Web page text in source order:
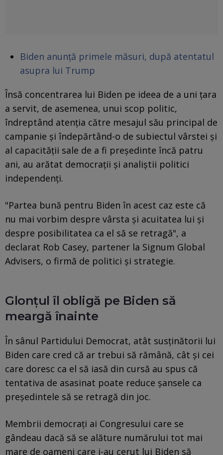
Biden anunță primele măsuri, după atentatul
asupra lui Trump
Însă concentrarea lui Biden pe ideea de a uni țara
a servit, de asemenea, unui scop politic,
îndreptând atenția către mesajul său principal de
campanie și îndepărtând-o de subiectul vârstei și
al capacității sale de a fi preşedinte încă patru
ani, au arătat democrații și analiștii politici
independenți.
"Partea bună pentru Biden în acest caz este că
nu mai vorbim despre vârsta și acuitatea lui și
despre posibilitatea ca el să se retragă", a
declarat Rob Casey, partener la Signum Global
Advisers, o firmă de politici și strategie.
Glonțul îl obligă pe Biden să
meargă înainte
În sânul Partidului Democrat, atât susținătorii lui
Biden care cred că ar trebui să rămână, cât și cei
care doresc ca el să iasă din cursă au spus că
tentativa de asasinat poate reduce șansele ca
președintele să se retragă din joc.
Membrii democrați ai Congresului care se
gândeau dacă să se alăture numărului tot mai
mare de oameni care i-au cerut lui Biden să